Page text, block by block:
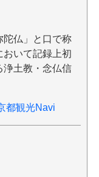
陀仏」と口で称
おいて記録上初
浄土教・念仏信
都観光Navi